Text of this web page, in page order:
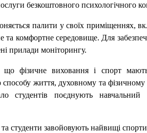
безкоштовного психологічного
палити у своїх приміщеннях,
та комфортне середовище. Для
прилади моніторингу.
що фізичне виховання і спорт
життя, духовному та фізичному
студентів поєднують
студенти завойовують найвищі